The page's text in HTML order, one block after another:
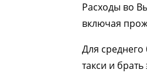
Расходы во
включая
Для среднего
такси и